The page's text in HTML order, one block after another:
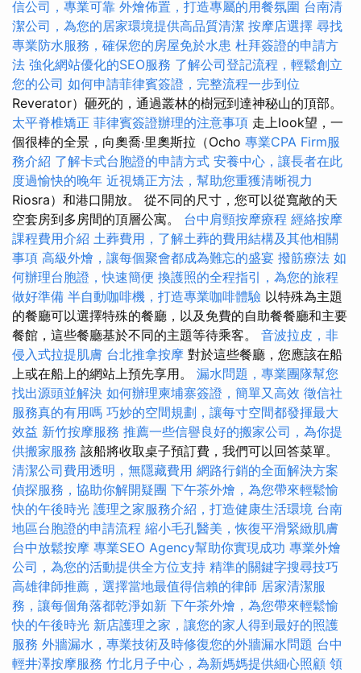
信公司，專業可靠 外燴佈置，打造專屬的用餐氛圍 台南清
潔公司，為您的居家環境提供高品質清潔 按摩店選擇 尋找
專業防水服務，確保您的房屋免於水患 杜拜簽證的申請方
法 強化網站優化的SEO服務 了解公司登記流程，輕鬆創立
您的公司 如何申請菲律賓簽證，完整流程一步到位
Reverator）砸死的，通過叢林的樹冠到達神秘山的頂部。
太平脊椎矯正 菲律賓簽證辦理的注意事項 走上look望，一
個很棒的全景，向奧喬·里奧斯拉（Ocho 專業CPA Firm服
務介紹 了解卡式台胞證的申請方式 安養中心，讓長者在此
度過愉快的晚年 近視矯正方法，幫助您重獲清晰視力
Riosra）和港口開放。 從不同的尺寸，您可以從寬敞的天
空套房到多房間的頂層公寓。 台中肩頸按摩療程 經絡按摩
課程費用介紹 土葬費用，了解土葬的費用結構及其他相關
事項 高級外燴，讓每個聚會都成為難忘的盛宴 撥筋療法 如
何辦理台胞證，快速簡便 換護照的全程指引，為您的旅程
做好準備 半自動咖啡機，打造專業咖啡體驗 以特殊為主題
的餐廳可以選擇特殊的餐廳，以及免費的自助餐餐廳和主要
餐館，這些餐廳基於不同的主題等待乘客。 音波拉皮，非
侵入式拉提肌膚 台北推拿按摩 對於這些餐廳，您應該在船
上或在船上的網站上預先享用。 漏水問題，專業團隊幫您
找出源頭並解決 如何辦理柬埔寨簽證，簡單又高效 徵信社
服務真的有用嗎 巧妙的空間規劃，讓每寸空間都發揮最大
效益 新竹按摩服務 推薦一些信譽良好的搬家公司，為你提
供搬家服務 該船將收取桌子預訂費，我們可以回答菜單。
清潔公司費用透明，無隱藏費用 網路行銷的全面解決方案
偵探服務，協助你解開疑團 下午茶外燴，為您帶來輕鬆愉
快的午後時光 護理之家服務介紹，打造健康生活環境 台南
地區台胞證的申請流程 縮小毛孔醫美，恢復平滑緊緻肌膚
台中放鬆按摩 專業SEO Agency幫助你實現成功 專業外燴
公司，為您的活動提供全方位支持 精準的關鍵字搜尋技巧
高雄律師推薦，選擇當地最值得信賴的律師 居家清潔服
務，讓每個角落都乾淨如新 下午茶外燴，為您帶來輕鬆愉
快的午後時光 新店護理之家，讓您的家人得到最好的照護
服務 外牆漏水，專業技術及時修復您的外牆漏水問題 台中
輕井澤按摩服務 竹北月子中心，為新媽媽提供細心照顧 領